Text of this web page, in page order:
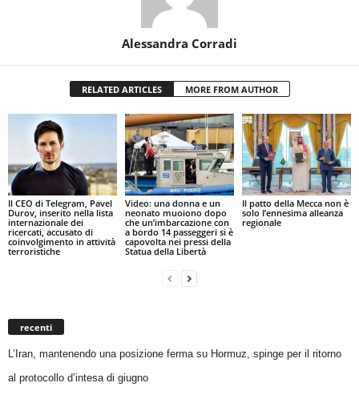
Alessandra Corradi
RELATED ARTICLES MORE FROM AUTHOR
Il CEO di Telegram, Pavel
Durov, inserito nella lista
internazionale dei
ricercati, accusato di
coinvolgimento in attività
terroristiche
Video: una donna e un
neonato muoiono dopo
che un’imbarcazione con
a bordo 14 passeggeri si è
capovolta nei pressi della
Statua della Libertà
Il patto della Mecca non è
solo l’ennesima alleanza
regionale
recenti
L’Iran, mantenendo una posizione ferma su Hormuz, spinge per il ritorno
al protocollo d’intesa di giugno